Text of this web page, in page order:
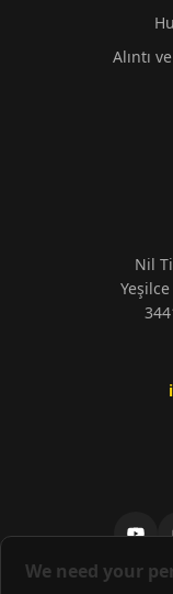
Alıntı
Nil